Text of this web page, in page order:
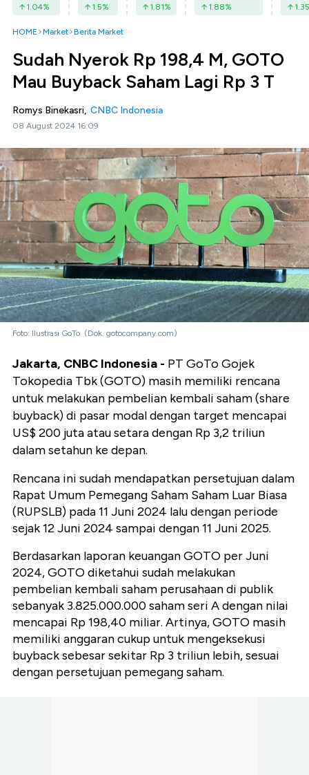
1.04% 1.5% 1.81% 1.88% 1.35
HOME Market Berita Market
Sudah Nyerok Rp 198,4 M, GOTO
Mau Buyback Saham Lagi Rp 3 T
Romys Binekasri, CNBC Indonesia
08 August 2024 16:09
Foto: Ilustrasi GoTo. (Dok. gotocompany.com)
Jakarta, CNBC Indonesia - PT GoTo Gojek
Tokopedia Tbk (GOTO) masih memiliki rencana
untuk melakukan pembelian kembali saham (share
buyback) di pasar modal dengan target mencapai
US$ 200 juta atau setara dengan Rp 3,2 triliun
dalam setahun ke depan.
Rencana ini sudah mendapatkan persetujuan dalam
Rapat Umum Pemegang Saham Saham Luar Biasa
(RUPSLB) pada 11 Juni 2024 lalu dengan periode
sejak 12 Juni 2024 sampai dengan 11 Juni 2025.
Berdasarkan laporan keuangan GOTO per Juni
2024, GOTO diketahui sudah melakukan
pembelian kembali saham perusahaan di publik
sebanyak 3.825.000.000 saham seri A dengan nilai
mencapai Rp 198,40 miliar. Artinya, GOTO masih
memiliki anggaran cukup untuk mengeksekusi
buyback sebesar sekitar Rp 3 triliun lebih, sesuai
dengan persetujuan pemegang saham.